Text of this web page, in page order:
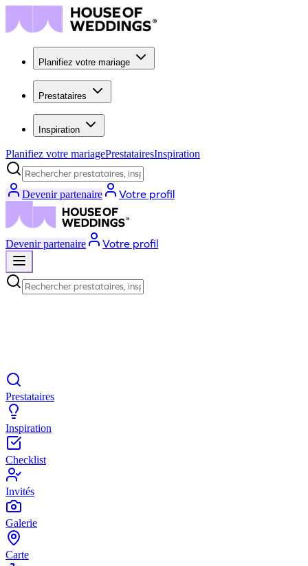
Planifiez votre mariage
Prestataires
Inspiration
Planifiez votre mariagePrestatairesInspiration
Rechercher prestataires, inspiration...
Devenir partenaire Votre profil
Devenir partenaire Votre profil
Rechercher prestataires, inspiration...
Prestataires
Inspiration
Checklist
Invités
Galerie
Carte